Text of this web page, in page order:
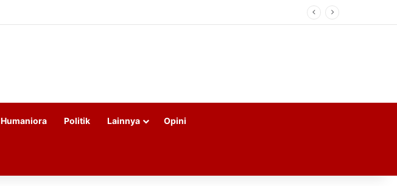
Humaniora Politik Lainnya Opini